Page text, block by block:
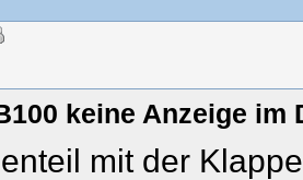
keine Anzeige im
mit der